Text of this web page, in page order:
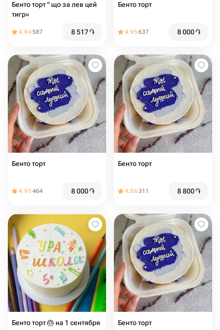
Бенто торт " що за лев цей
тигр»
4.94587 8 517֏
Бенто торт
4.95637 8 000֏
Бенто торт
4.95464 8 000֏
Бенто торт
4.86311 8 800֏
Бенто торт 🎂 на 1 сентября Бенто торт